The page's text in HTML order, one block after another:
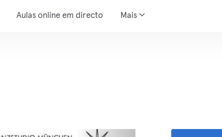
Aulas online em directo Mais